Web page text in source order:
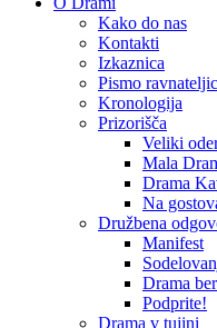
Kako do nas
Kontakti
Izkaznica
Pismo
Kronologija
Prizorišča
Veliki
Mala
Drama
Na
Družbena
Manifest
Drama
Podprite!
Drama v tujini